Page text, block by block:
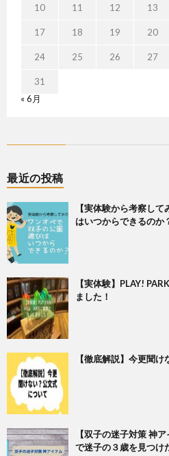
10 11 12 13
17 18 19 20
24 25 26 27
31
« 6月
最近の投稿
【実体験から考察し
はいつからできるのか
【実体験】PLAY!
ました！
【徹底解説】今更聞
【双子の迷子対策 神
で迷子の３歳を見つけ